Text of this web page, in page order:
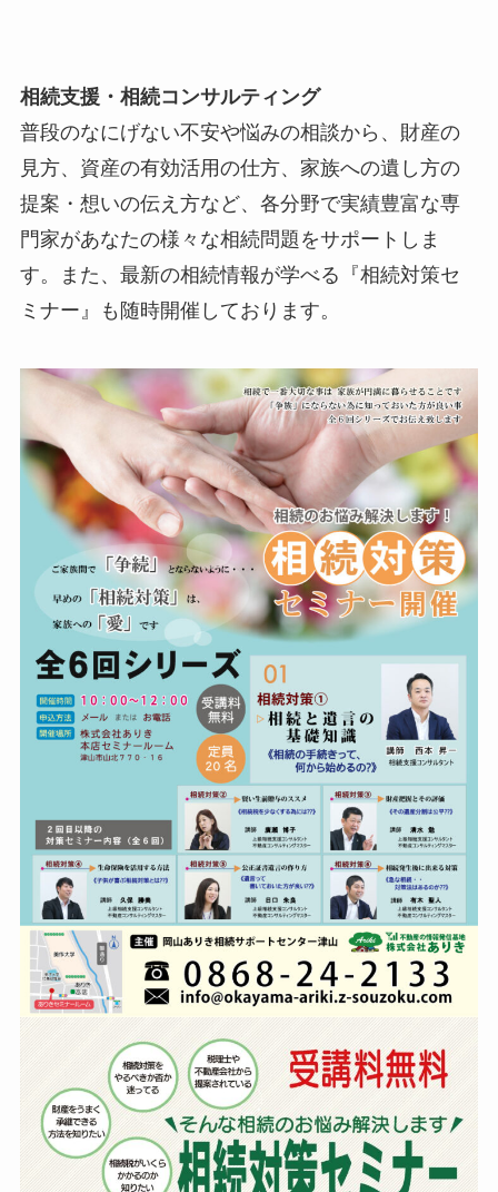
相続支援・相続コンサルティング
普段のなにげない不安や悩みの相談から、財産の
見方、資産の有効活用の仕方、家族への遺し方の
提案・想いの伝え方など、各分野で実績豊富な専
門家があなたの様々な相続問題をサポートしま
す。また、最新の相続情報が学べる『相続対策セ
ミナー』も随時開催しております。